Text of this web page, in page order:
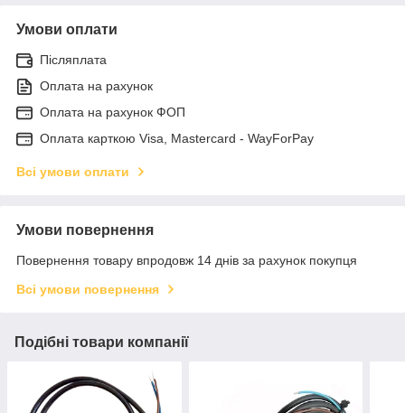
Умови оплати
Післяплата
Оплата на рахунок
Оплата на рахунок ФОП
Оплата карткою Visa, Mastercard - WayForPay
Всі умови оплати
Умови повернення
Повернення товару впродовж 14 днів за рахунок покупця
Всі умови повернення
Подібні товари компанії